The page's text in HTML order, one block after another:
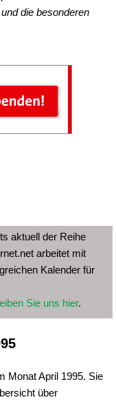
die besonderen
aktuell der Reihe
arbeitet mit
Kalender für
Sie uns hier.
Monat April 1995. Sie
über